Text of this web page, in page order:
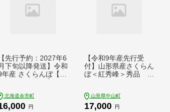
【先行予約：2027年6
下旬以降発送】令和
年産 さくらんぼ【L
推進センター】
北海道余市町
円
【令和9年産先行受
付】山形県産さくらん
ぼ＜紅秀峰＞秀品 約
もの フルーツ 夏果物
サクランボ F4A-1041
山形県中山町
17,000 円